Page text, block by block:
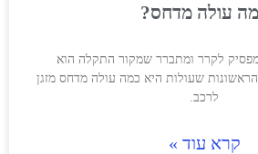
עולה מדחס?
לקרר ומתברר שמקור התקלה הוא
שעולות היא כמה עולה מדחס מזגן
לרכב.
קרא עוד »